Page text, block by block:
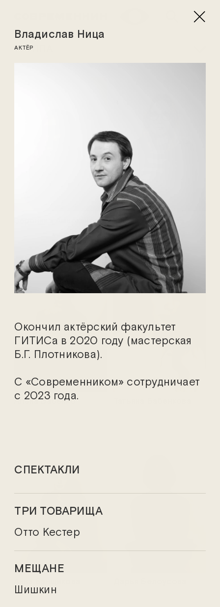
ТРУППА
Мария Аниканова
Алёна Бабенко
Вероника Амирханова
Владислав Ница
АКТЁР
Окончил актёрский факультет
ГИТИСа в 2020 году (мастерская
Б.Г. Плотникова).
С «Современником» сотрудничает
с 2023 года.
СПЕКТАКЛИ
ТРИ ТОВАРИЩА
Отто Кестер
МЕЩАНЕ
Шишкин